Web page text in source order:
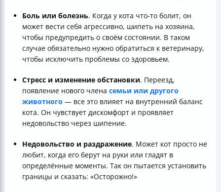
Боль или болезнь. Когда у кота что-то болит, он
может вести себя агрессивно, шипеть на хозяина,
чтобы предупредить о своём состоянии. В таком
случае обязательно нужно обратиться к ветеринару,
чтобы исключить проблемы со здоровьем.
Стресс и изменение обстановки. Переезд,
появление нового члена семьи или другого
животного — все это влияет на внутренний баланс
кота. Он чувствует дискомфорт и проявляет
недовольство через шипение.
Недовольство и раздражение. Может кот просто не
любит, когда его берут на руки или гладят в
определённые моменты. Так он пытается установить
границы и сказать: «Осторожно!»